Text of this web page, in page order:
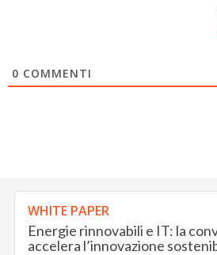
0 COMMENTI
WHITE PAPER
Energie rinnovabili e IT: la
accelera l’innovazione